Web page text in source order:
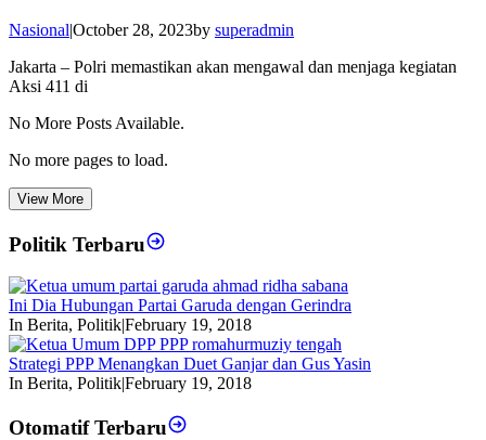
Nasional|October 28, 2023by superadmin
Jakarta – Polri memastikan akan mengawal dan menjaga kegiatan
Aksi 411 di
No More Posts Available.
No more pages to load.
View More
Politik Terbaru
Ini Dia Hubungan Partai Garuda dengan Gerindra
In Berita, Politik|February 19, 2018
Strategi PPP Menangkan Duet Ganjar dan Gus Yasin
In Berita, Politik|February 19, 2018
Otomatif Terbaru